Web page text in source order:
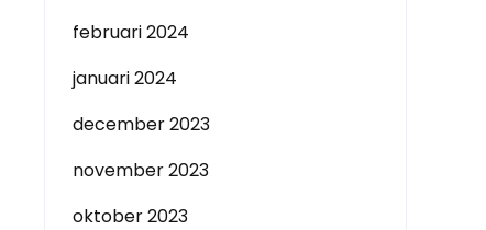
februari 2024
januari 2024
december 2023
november 2023
oktober 2023